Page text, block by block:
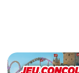
Opération
spéciale